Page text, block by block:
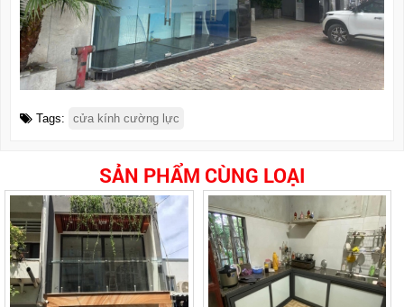
Tags: cửa kính cường lực
SẢN PHẨM CÙNG LOẠI